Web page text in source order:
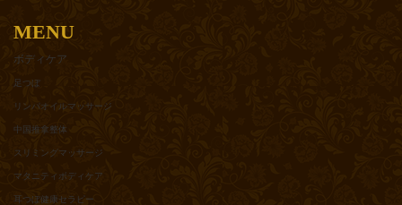
MENU
ボディケア
足つぼ
リンパオイルマッサージ
中国推拿整体
スリミングマッサージ
マタニティボディケア
耳つぼ健康セラピー